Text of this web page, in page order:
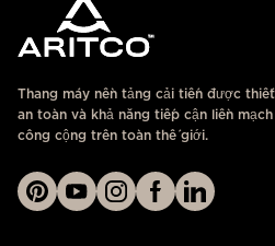
Thang máy nền tảng cải tiến được
an toàn và khả năng tiếp cận liền
công cộng trên toàn thế giới.